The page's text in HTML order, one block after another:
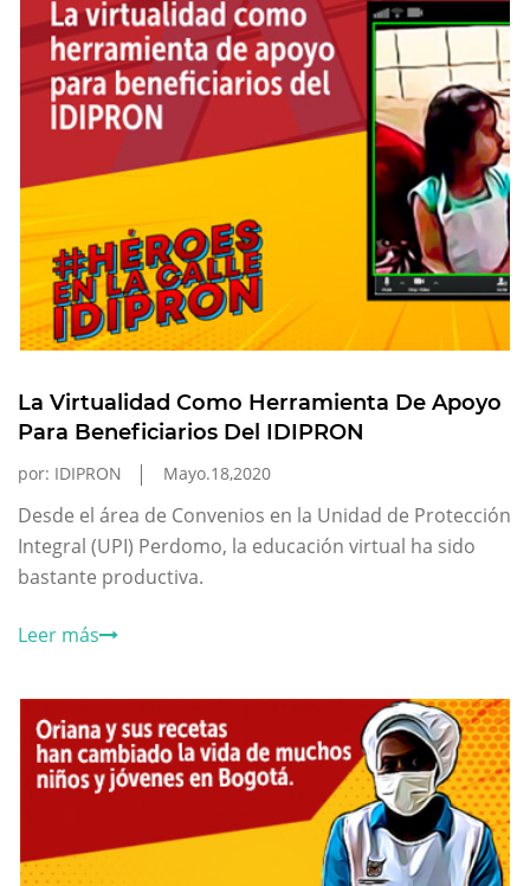
La Virtualidad Como Herramienta De Apoyo
Para Beneficiarios Del IDIPRON
por: IDIPRON Mayo.18,2020
Desde el área de Convenios en la Unidad de Protección
Integral (UPI) Perdomo, la educación virtual ha sido
bastante productiva.
Leer más